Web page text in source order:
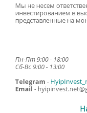
Мы не несем
инвестированием в
представленные на
Пн-Пт 9:00 - 18:00
Сб-Вс 9:00 - 13:00
Telegram -
Email -